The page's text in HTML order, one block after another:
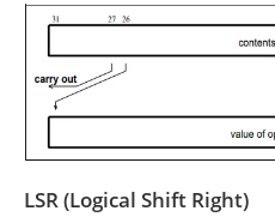
LSR (Logical Shift Right)